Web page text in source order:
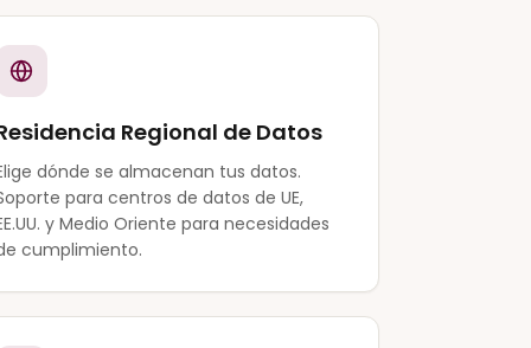
Regional de Datos
dónde se almacenan tus datos.
para centros de datos de UE,
y Medio Oriente para necesidades
cumplimiento.